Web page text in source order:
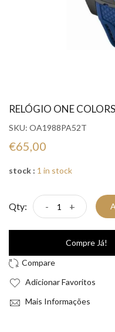
RELÓGIO ONE
SKU: OA1988PA52T
€65,00
stock : 1 in stock
Qty: - +
Compre Já!
Adicionar Favoritos
Mais Informações